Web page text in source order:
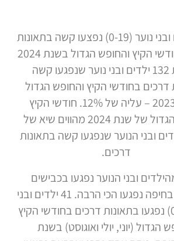
148 ילדים ובני נוער (0-19) נפצעו קשה בתאונות
דרכים בחודשי הקיץ והחופש הגדול בשנת 2024
לעומת 132 ילדים ובני נוער שנפגעו קשה
דרכים בחודשי הקיץ והחופש הגדול
בשנת 2023 – עליה של 12%. חודשי הקיץ
והחופש הגדול של שנת 2024 מהווים שיא של
ובני הנוער שנפגעו קשה בתאונות
דרכים.
מהילדים ובני הנוער נפגעו בכבישים
עירוניים – בחיפה נפגעו הכי הרבה. 41 ילדים ובני
נוער (0-19) נפגעו בתאונות דרכים בחודשי הקיץ
הגדול (יוני, יולי ואוגוסט) בשנת